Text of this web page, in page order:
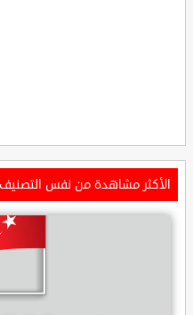
الأكثر مشاهدة من نفس التصنيف